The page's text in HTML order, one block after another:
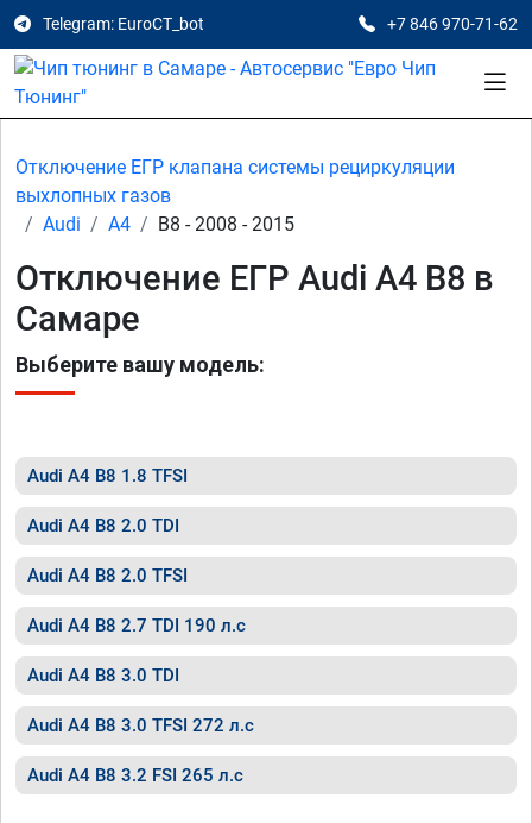
Telegram: EuroCT_bot +7 846 970-71-62
Отключение ЕГР клапана системы рециркуляции
выхлопных газов
Audi
A4 B8 - 2008 - 2015
Отключение ЕГР Audi A4 B8 в
Самаре
Выберите вашу модель:
Audi A4 B8 1.8 TFSI
Audi A4 B8 2.0 TDI
Audi A4 B8 2.0 TFSI
Audi A4 B8 2.7 TDI 190 л.с
Audi A4 B8 3.0 TDI
Audi A4 B8 3.0 TFSI 272 л.с
Audi A4 B8 3.2 FSI 265 л.с